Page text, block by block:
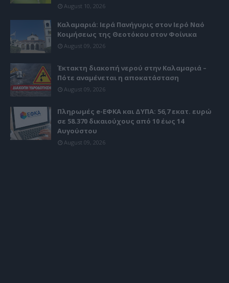
August 10, 2026
Καλαμαριά: Ιερά Πανήγυρις στον Ιερό Ναό
Κοιμήσεως της Θεοτόκου στον Φοίνικα
August 09, 2026
Έκτακτη διακοπή νερού στην Καλαμαριά –
Πότε αναμένεται η αποκατάσταση
August 09, 2026
Πληρωμές e-ΕΦΚΑ και ΔΥΠΑ: 56,7 εκατ. ευρώ
σε 58.370 δικαιούχους από 10 έως 14
Αυγούστου
August 09, 2026